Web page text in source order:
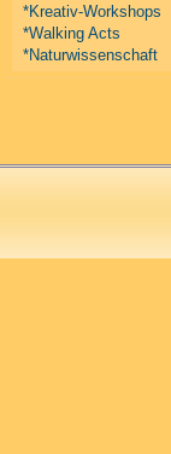
*Kreativ-Workshops
*Walking Acts
*Naturwissenschaft